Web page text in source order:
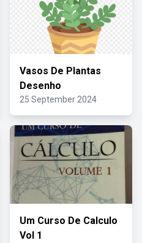
Vasos De Plantas
Desenho
25 September 2024
Um Curso De Calculo
Vol 1